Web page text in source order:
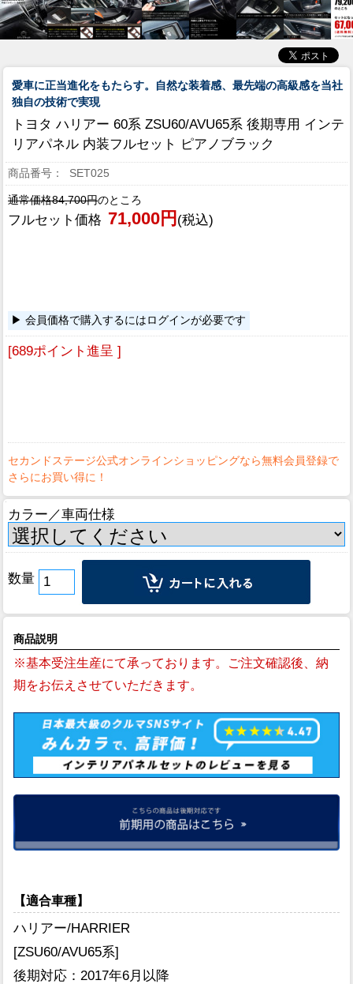
愛車に正当進化をもたらす。自然な装着感、最先端の高級感を当社
独自の技術で実現
トヨタ ハリアー 60系 ZSU60/AVU65系 後期専用 インテ
リアパネル 内装フルセット ピアノブラック
SET025
通常価格84,700円のところ
フルセット価格 71,000円 (税込)
会員価格で購入するにはログインが必要です
[689ポイント進呈 ]
カラー／車両仕様
数量
商品説明
※基本受注生産にて承っております。ご注文確認後、納
期をお伝えさせていただきます。
【適合車種】
ハリアー/HARRIER
[ZSU60/AVU65系]
後期対応：2017年6月以降